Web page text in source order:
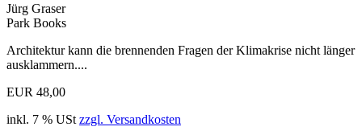
Jürg Graser
Park Books
Architektur kann die brennenden Fragen der Klimakrise nicht länger
ausklammern....
EUR 48,00
inkl. 7 % USt zzgl. Versandkosten